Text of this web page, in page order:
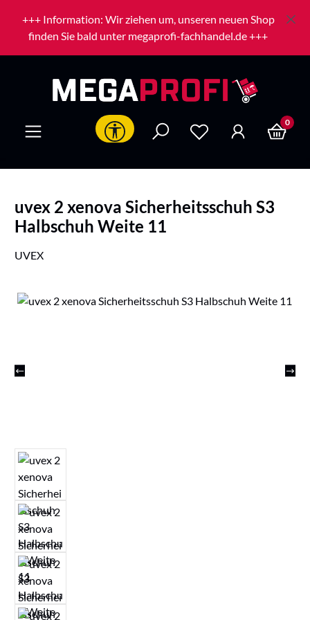
Zum Hauptinhalt springen
+++ Information: Wir ziehen um, unseren neuen Shop
finden Sie bald unter megaprofi-fachhandel.de +++
Werkzeugleiste anzeigen 0
uvex 2 xenova Sicherheitsschuh S3
Halbschuh Weite 11
UVEX
Bildergalerie überspringen